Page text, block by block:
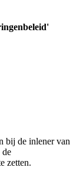
bij de inlener van
de
zetten.